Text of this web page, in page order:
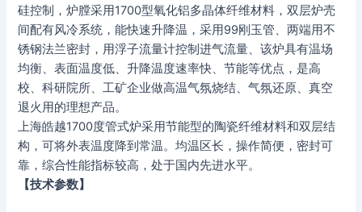
硅控制，炉膛采用1700型氧化铝多晶体纤维材料，双层炉壳
间配有风冷系统，能快速升降温，采用99刚玉管、两端用不
锈钢法兰密封，用浮子流量计控制进气流量、该炉具有温场
均衡、表面温度低、升降温度速率快、节能等优点，是高
校、科研院所、工矿企业做高温气氛烧结、气氛还原、真空
退火用的理想产品。
上海皓越1700度管式炉采用节能型的陶瓷纤维材料和双层结
构，可将外表温度降到常温。均温区长，操作简便，密封可
靠，综合性能指标较高，处于国内先进水平。
【技术参数】